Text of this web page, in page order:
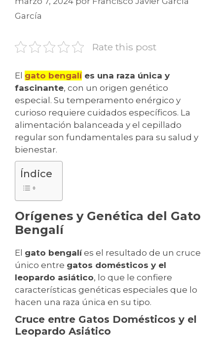
García
Rate this post
El gato bengalíes una raza única y
fascinante, con un origen genético
especial. Su temperamento enérgico y
curioso requiere cuidados específicos. La
alimentación balanceada y el cepillado
regular son fundamentales para su salud y
bienestar.
Índice
Orígenes y Genética del Gato
Bengalí
El gato bengalíes el resultado de un cruce
único entre gatos domésticos y el
leopardo asiático, lo que le confiere
características genéticas especiales que lo
hacen una raza única en su tipo.
Cruce entre Gatos Domésticos y el
Leopardo Asiático